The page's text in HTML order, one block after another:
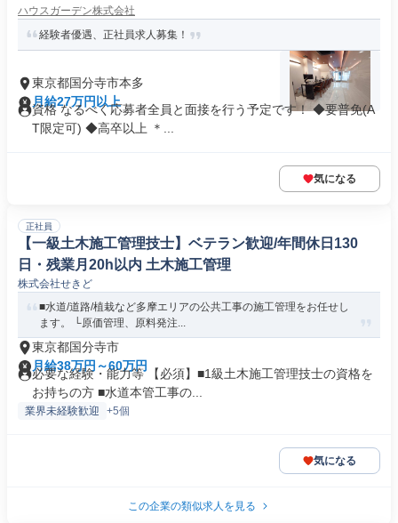
ハウスガーデン株式会社
経験者優遇、正社員求人募集！
東京都国分寺市本多
月給27万円以上
資格 なるべく応募者全員と面接を行う予定です！ ◆要普免(A
T限定可) ◆高卒以上 ＊...
気になる
正社員
【一級土木施工管理技士】ベテラン歓迎/年間休日130
日・残業月20h以内 土木施工管理
株式会社せきど
■水道/道路/植栽など多摩エリアの公共工事の施工管理をお任せし
ます。 └原価管理、原料発注...
東京都国分寺市
月給38万円～60万円
必要な経験・能力等 【必須】■1級土木施工管理技士の資格を
お持ちの方 ■水道本管工事の...
業界未経験歓迎 +5個
気になる
この企業の類似求人を見る